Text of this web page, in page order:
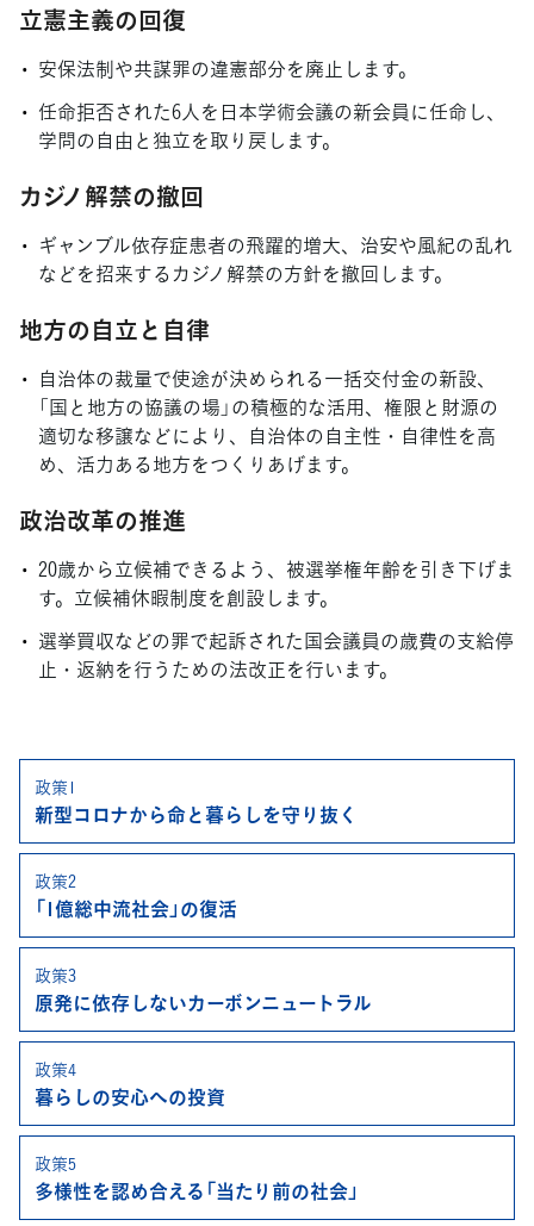
立憲主義の回復
安保法制や共謀罪の違憲部分を廃止します。
任命拒否された6人を日本学術会議の新会員に任命し、
学問の自由と独立を取り戻します。
カジノ解禁の撤回
ギャンブル依存症患者の飛躍的増大、治安や風紀の乱れ
などを招来するカジノ解禁の方針を撤回します。
地方の自立と自律
自治体の裁量で使途が決められる一括交付金の新設、
「国と地方の協議の場」の積極的な活用、権限と財源の
適切な移譲などにより、自治体の自主性・自律性を高
め、活力ある地方をつくりあげます。
政治改革の推進
20歳から立候補できるよう、被選挙権年齢を引き下げま
す。立候補休暇制度を創設します。
選挙買収などの罪で起訴された国会議員の歳費の支給停
止・返納を行うための法改正を行います。
政策1
新型コロナから命と暮らしを守り抜く
政策2
「1億総中流社会」の復活
政策3
原発に依存しないカーボンニュートラル
政策4
暮らしの安心への投資
政策5
多様性を認め合える 「当たり前の社会」